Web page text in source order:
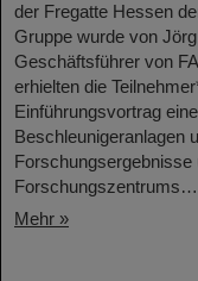
der Fregatte Hessen
Gruppe wurde von
Geschäftsführer von
erhielten die
Einführungsvortrag
Beschleunigeranlagen
Forschungsergebnisse
Forschungszentrums…
Mehr »